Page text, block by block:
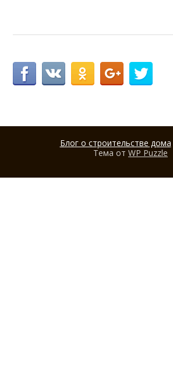
Блог о строительстве дома
Тема от WP Puzzle